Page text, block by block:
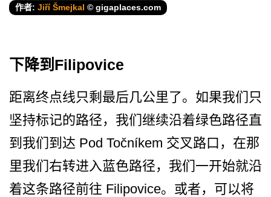
作者: Jiří Šmejkal © gigaplaces.com
下降到Filipovice
距离终点线只剩最后几公里了­。如果我们只
坚持标记的路径，我们继续沿着绿色路径­直
到我们到达 Pod Točníkem 交叉路口，在那
里我们右转进­入蓝色路径，我们一开始就沿
着这条路径前往 Filipovice。或者，可以将